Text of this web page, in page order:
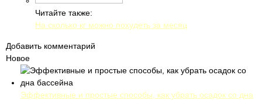
Читайте также:
На сколько кг можно похудеть за месяц
Добавить комментарий
Новое
Эффективные и простые способы, как убрать осадок со дна